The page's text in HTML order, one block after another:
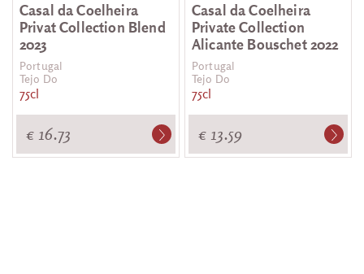
Casal da Coelheira
Privat Collection Blend
2023
Portugal
Tejo Do
75cl
€ 16.73
Casal da Coelheira
Private Collection
Alicante Bouschet 2022
Portugal
Tejo Do
75cl
€ 13.59